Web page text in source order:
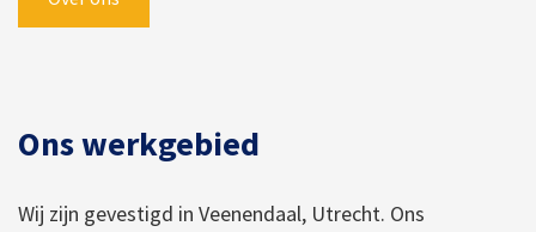
Ons werkgebied
Wij zijn gevestigd in Veenendaal, Utrecht. Ons